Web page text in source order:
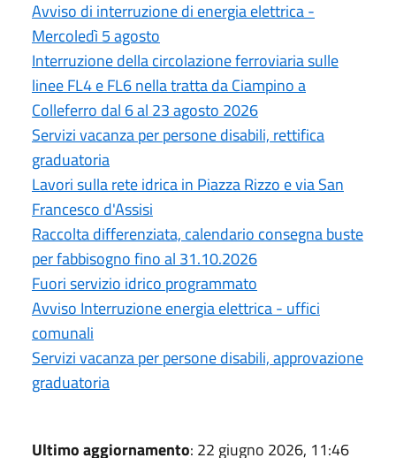
Avviso di interruzione di energia elettrica -
Mercoledì 5 agosto
Interruzione della circolazione ferroviaria sulle
linee FL4 e FL6 nella tratta da Ciampino a
Colleferro dal 6 al 23 agosto 2026
Servizi vacanza per persone disabili, rettifica
graduatoria
Lavori sulla rete idrica in Piazza Rizzo e via San
Francesco d'Assisi
Raccolta differenziata, calendario consegna buste
per fabbisogno fino al 31.10.2026
Fuori servizio idrico programmato
Avviso Interruzione energia elettrica - uffici
comunali
Servizi vacanza per persone disabili, approvazione
graduatoria
Ultimo aggiornamento: 22 giugno 2026, 11:46